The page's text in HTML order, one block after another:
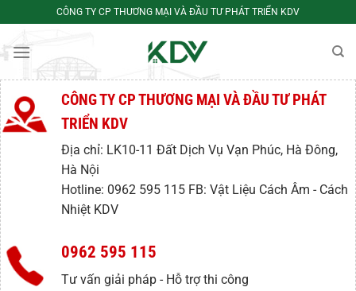
nội
CÔNG TY CP THƯƠNG MẠI VÀ ĐẦU TƯ PHÁT TRIỂN KDV
CÔNG TY CP THƯƠNG MẠI VÀ ĐẦU TƯ PHÁT
TRIỂN KDV
Địa chỉ: LK10-11 Đất Dịch Vụ Vạn Phúc, Hà Đông,
Hà Nội
Hotline: 0962 595 115 FB: Vật Liệu Cách Âm - Cách
Nhiệt KDV
0962 595 115
Tư vấn giải pháp - Hỗ trợ thi công